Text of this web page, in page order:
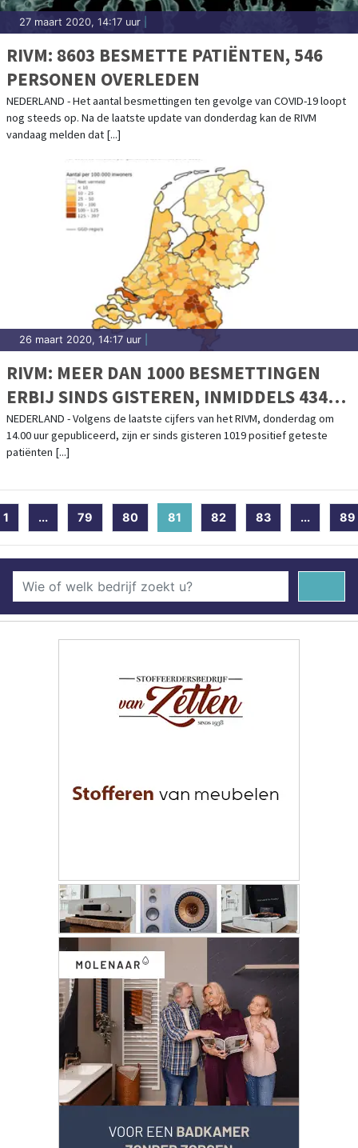
27 maart 2020, 14:17 uur
RIVM: 8603 BESMETTE PATIËNTEN, 546
PERSONEN OVERLEDEN
NEDERLAND - Het aantal besmettingen ten gevolge van COVID-19 loopt
nog steeds op. Na de laatste update van donderdag kan de RIVM
vandaag melden dat [...]
26 maart 2020, 14:17 uur
RIVM: MEER DAN 1000 BESMETTINGEN
ERBIJ SINDS GISTEREN, INMIDDELS 434
PERSONEN OVERLEDEN
NEDERLAND - Volgens de laatste cijfers van het RIVM, donderdag om
14.00 uur gepubliceerd, zijn er sinds gisteren 1019 positief geteste
patiënten [...]
1 ... 79 80 81 (current)
82 83 ... 89